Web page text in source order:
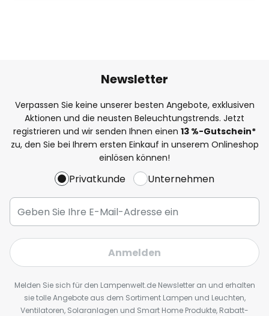
Newsletter
Verpassen Sie keine unserer besten Angebote, exklusiven
Aktionen und die neusten Beleuchtungstrends. Jetzt
registrieren und wir senden Ihnen einen 13 %-Gutschein*
zu, den Sie bei Ihrem ersten Einkauf in unserem Onlineshop
einlösen können!
Privatkunde Unternehmen
Anmelden
Melden Sie sich für den Lampenwelt.de Newsletter an und erhalten
sie tolle Angebote aus dem Sortiment Lampen und Leuchten,
Ventilatoren, Solaranlagen und Smart Home Produkte, Rabatt-